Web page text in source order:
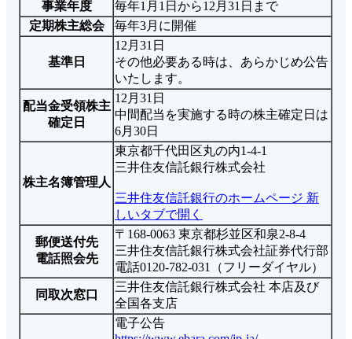
事業年度
毎年1月1日から12月31日まで
定期株主総会
毎年3月に開催
基準日
12月31日
その他必要ある時は、あらかじめ公告
いたします。
配当金受領株主
確定日
12月31日
中間配当を実施する時の株主確定日は
6月30日
株主名簿管理人
東京都千代田区丸の内1-4-1
三井住友信託銀行株式会社
三井住友信託銀行のホームページ 新
しいタブで開く
郵便送付先
電話照会先
〒168-0063 東京都杉並区和泉2-8-4
三井住友信託銀行株式会社証券代行部
電話0120-782-031（フリーダイヤル）
同取次窓口
三井住友信託銀行株式会社 本店及び
全国各支店
電子公告